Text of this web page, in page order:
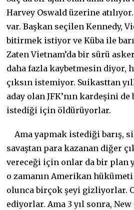
Harvey Oswald üzerine
var. Başkan seçilen Kennedy,
bitirmek istiyor ve Küba ile
Zaten Vietnam’da bir sürü
daha fazla kaybetmesin diyor,
çıksın istemiyor. Suikasttan
aday olan JFK’nın kardeşini de
istediği için öldürüyorlar.
Ama yapmak istediği barış,
savaştan para kazanan diğer
vereceği için onlar da bir plan
o zamanın Amerikan hükümeti
olunca birçok şeyi gizliyorlar.
ediyorlar. Ama 3 yıl sonra,